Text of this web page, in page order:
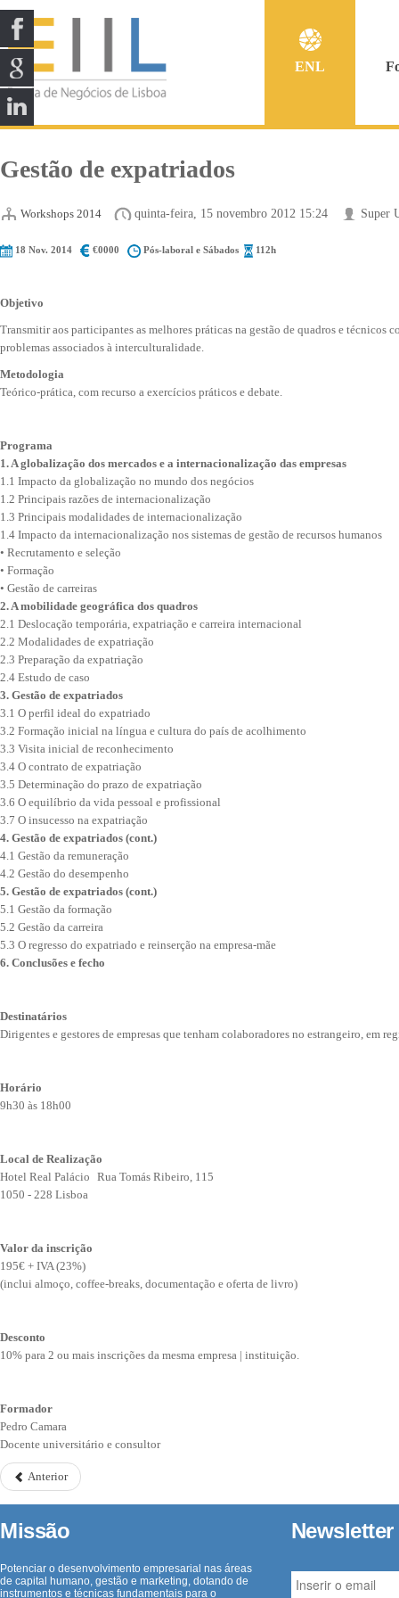
ENL
Gestão de expatriados
Workshops 2014 quinta-feira, 15 novembro 2012 15:24 Super
18 Nov. 2014 €0000 Pós-laboral e Sábados 112h
Objetivo
Transmitir aos participantes as melhores práticas na gestão de quadros e técnicos
problemas associados à interculturalidade.
Metodologia
Teórico-prática, com recurso a exercícios práticos e debate.
Programa
1. A globalização dos mercados e a internacionalização das empresas
1.1 Impacto da globalização no mundo dos negócios
1.2 Principais razões de internacionalização
1.3 Principais modalidades de internacionalização
1.4 Impacto da internacionalização nos sistemas de gestão de recursos humanos
• Recrutamento e seleção
• Formação
• Gestão de carreiras
2. A mobilidade geográfica dos quadros
2.1 Deslocação temporária, expatriação e carreira internacional
2.2 Modalidades de expatriação
2.3 Preparação da expatriação
2.4 Estudo de caso
3. Gestão de expatriados
3.1 O perfil ideal do expatriado
3.2 Formação inicial na língua e cultura do país de acolhimento
3.3 Visita inicial de reconhecimento
3.4 O contrato de expatriação
3.5 Determinação do prazo de expatriação
3.6 O equilíbrio da vida pessoal e profissional
3.7 O insucesso na expatriação
4. Gestão de expatriados (cont.)
4.1 Gestão da remuneração
4.2 Gestão do desempenho
5. Gestão de expatriados (cont.)
5.1 Gestão da formação
5.2 Gestão da carreira
5.3 O regresso do expatriado e reinserção na empresa-mãe
6. Conclusões e fecho
Destinatários
Dirigentes e gestores de empresas que tenham colaboradores no estrangeiro, em
Horário
9h30 às 18h00
Local de Realização
Hotel Real Palácio Rua Tomás Ribeiro, 115
1050 - 228 Lisboa
Valor da inscrição
195€ + IVA (23%)
(inclui almoço, coffee-breaks, documentação e oferta de livro)
Desconto
10% para 2 ou mais inscrições da mesma empresa | instituição.
Formador
Pedro Camara
Docente universitário e consultor
Anterior
Missão
Potenciar o desenvolvimento empresarial nas áreas
de capital humano, gestão e marketing, dotando de
instrumentos e técnicas fundamentais para o
Newsletter